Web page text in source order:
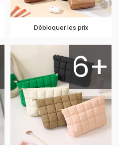
Débloquer les prix
6+